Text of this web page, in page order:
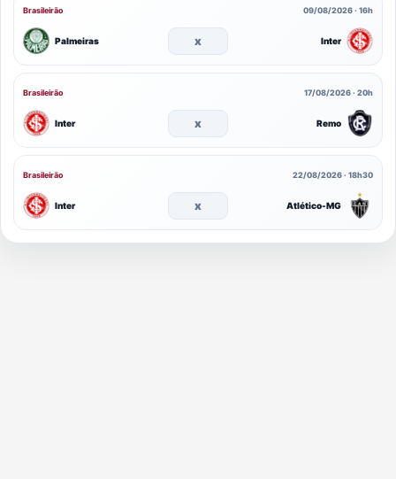
Brasileirão 09/08/2026 · 16h
Palmeiras x Inter
Brasileirão 17/08/2026 · 20h
Inter x Remo
Brasileirão 22/08/2026 · 18h30
Inter x Atlético-MG